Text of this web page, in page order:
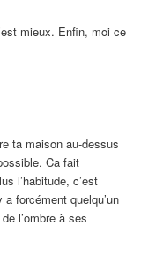
mieux. Enfin, moi ce
ta maison au-dessus
Ca fait
l’habitude, c’est
forcément quelqu’un
l’ombre à ses